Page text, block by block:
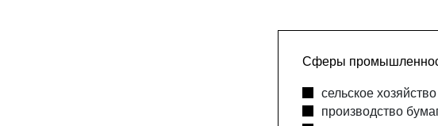
Сферы
сельское хозяйство
производство